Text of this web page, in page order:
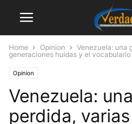
Home Opinion
Venezuela: una
generaciones huidas y el
Opinion
Venezuela:
perdida,